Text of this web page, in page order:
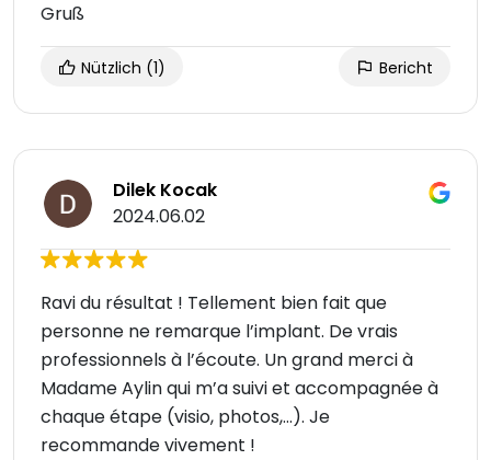
Gruß
Nützlich (1) Bericht
Dilek Kocak
2024.06.02
Ravi du résultat ! Tellement bien fait que
personne ne remarque l’implant. De vrais
professionnels à l’écoute. Un grand merci à
Madame Aylin qui m’a suivi et accompagnée à
chaque étape (visio, photos,…). Je
recommande vivement !